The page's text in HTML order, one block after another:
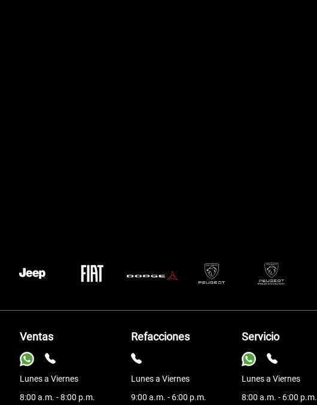
Ventas
Lunes a Viernes
8:00 a.m. - 8:00 p.m.
Refacciones
Lunes a Viernes
9:00 a.m. - 6:00 p.m.
Servicio
Lunes a Viernes
8:00 a.m. - 6:00 p.m.